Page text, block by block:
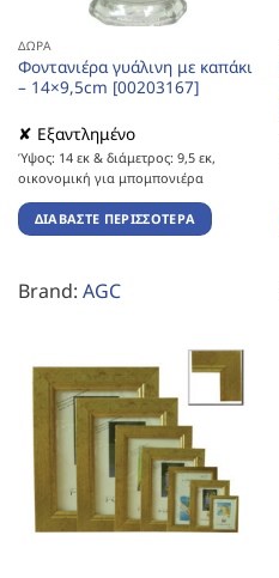
ΔΏΡΑ
Φοντανιέρα γυάλινη με καπάκι
– 14×9,5cm [00203167]
✘ Εξαντλημένο
Ύψος: 14 εκ & διάμετρος: 9,5 εκ,
οικονομική για μπομπονιέρα
ΔΙΑΒΆΣΤΕ ΠΕΡΙΣΣΌΤΕΡΑ
Brand: AGC